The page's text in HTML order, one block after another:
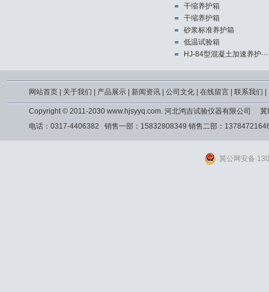
干缩养护箱
干缩养护箱
砂浆标准养护箱
低温试验箱
HJ-84型混凝土加速养护···
网站首页| 关于我们 产品展示| 新闻资讯| 公司文化| 在线留言| 联系我们
Copyright © 2011-2030 www.hjsyyq.com. 河北鸿吉试验仪器有限公司
冀
电话：0317-4406382 销售一部：15832808349 销售二部：
冀公网安备